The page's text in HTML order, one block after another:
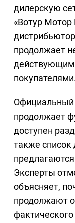
дилерскую
«Вотур
продолжает
действующим
Официальный
продолжает
доступен
также список
Эксперты
объясняет,
продолжают